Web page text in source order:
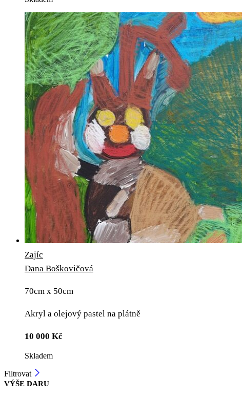
Zajíc
Dana Boškovičová
70cm x 50cm
Akryl a olejový pastel na plátně
10 000 Kč
Skladem
Filtrovat
VÝŠE DARU